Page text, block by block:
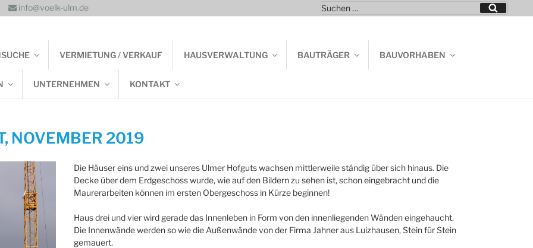
info@voelk-ulm.de
Suchen
nach:
Suchen
VERMIETUNG / VERKAUF HAUSVERWALTUNG BAUTRÄGER BAUVORHABEN
UNTERNEHMEN KONTAKT
NOVEMBER 2019
Die Häuser eins und zwei unseres Ulmer Hofguts wachsen mittlerweile ständig über sich hinaus. Die
Decke über dem Erdgeschoss wurde, wie auf den Bildern zu sehen ist, schon eingebracht und die
Maurerarbeiten können im ersten Obergeschoss in Kürze beginnen!
Haus drei und vier wird gerade das Innenleben in Form von den innenliegenden Wänden eingehaucht.
Die Innenwände werden so wie die Außenwände von der Firma Jahner aus Luizhausen, Stein für Stein
gemauert.